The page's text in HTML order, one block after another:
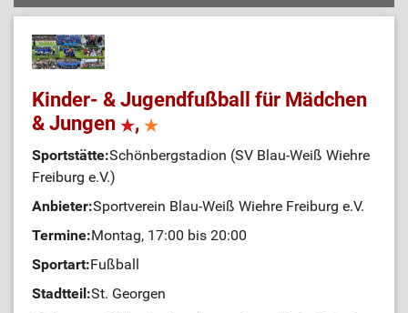
Kinder- & Jugendfußball für Mädchen
& Jungen
,
Sportstätte:Schönbergstadion (SV Blau-Weiß Wiehre
Freiburg e.V.)
Anbieter:Sportverein Blau-Weiß Wiehre Freiburg e.V.
Termine:Montag, 17:00 bis 20:00
Sportart:Fußball
Stadtteil:St. Georgen